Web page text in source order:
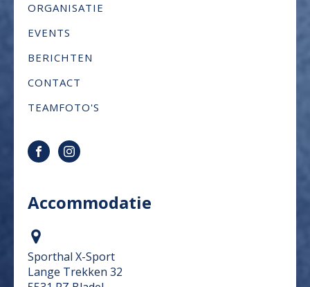
ORGANISATIE
EVENTS
BERICHTEN
CONTACT
TEAMFOTO'S
Accommodatie
Sporthal X-Sport
Lange Trekken 32